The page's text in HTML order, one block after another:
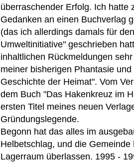
überraschender Erfolg. Ich hatte
Gedanken an einen Buchverlag
(das ich allerdings damals für
Umweltinitiative" geschrieben
inhaltlichen Rückmeldungen
meiner bisherigen Phantasie
Geschichte der Heimat". Vom
dem Buch "Das Hakenkreuz im
ersten Titel meines neuen
Gründungslegende.
Begonn hat das alles im
Helbetschlag, und die
Lagerraum überlassen. 1995 -